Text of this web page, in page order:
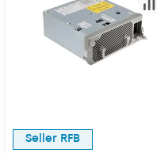
Seller RFB